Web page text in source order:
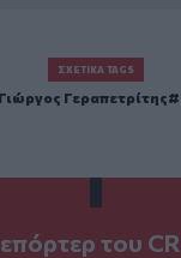
ΣΧΕΤΙΚΆ TAGS
Γιώργος Γεραπετρίτης
του